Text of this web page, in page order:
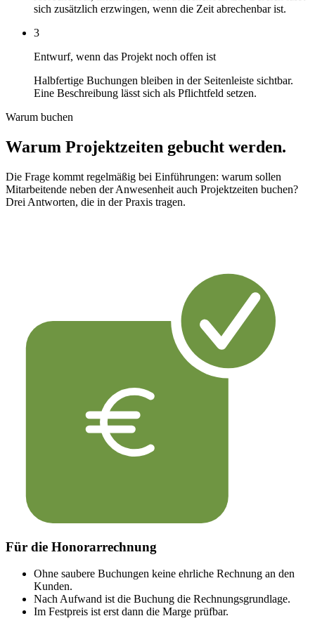
sich zusätzlich erzwingen, wenn die Zeit abrechenbar ist.
3
Entwurf, wenn das Projekt noch offen ist
Halbfertige Buchungen bleiben in der Seitenleiste sichtbar.
Eine Beschreibung lässt sich als Pflichtfeld setzen.
Warum buchen
Warum Projektzeiten gebucht werden.
Die Frage kommt regelmäßig bei Einführungen: warum sollen
Mitarbeitende neben der Anwesenheit auch Projektzeiten buchen?
Drei Antworten, die in der Praxis tragen.
Für die Honorarrechnung
Ohne saubere Buchungen keine ehrliche Rechnung an den
Kunden.
Nach Aufwand ist die Buchung die Rechnungsgrundlage.
Im Festpreis ist erst dann die Marge prüfbar.